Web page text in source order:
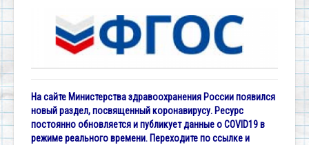
На сайте Министерства здравоохранения России появился
новый раздел, посвященный коронавирусу. Ресурс
постоянно обновляется и публикует данные о COVID19 в
режиме реального времени. Переходите по ссылке и